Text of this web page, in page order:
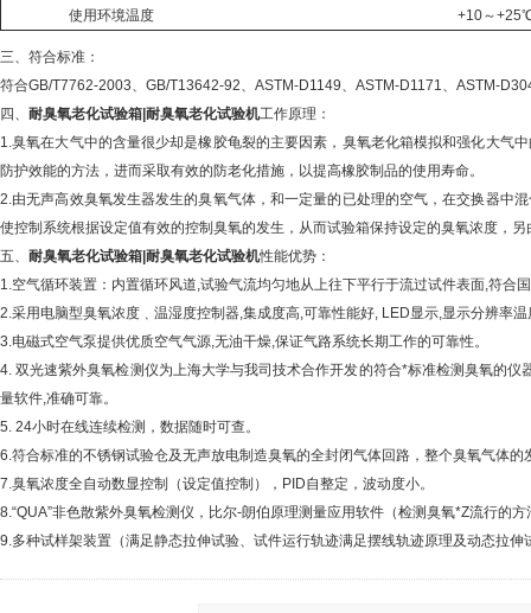
使用环境温度
+10～
三、符合标准：
符合GB/T7762-2003、GB/T13642-92、ASTM-D1149、ASTM-D1171、ASTM-
四、 耐臭氧老化试验箱|耐臭氧老化试验机工作原理：
1.臭氧在大气中的含量很少却是橡胶龟裂的主要因素，臭氧老化箱模拟和强化大气
防护效能的方法，进而采取有效的防老化措施，以提高橡胶制品的使用寿命。
2.由无声高效臭氧发生器发生的臭氧气体，和一定量的已处理的空气，在交换器中
使控制系统根据设定值有效的控制臭氧的发生，从而试验箱保持设定的臭氧浓度，
五、 耐臭氧老化试验箱|耐臭氧老化试验机性能优势：
1.空气循环装置：内置循环风道,试验气流均匀地从上往下平行于流过试件表面,符合
2.采用电脑型臭氧浓度﹑温湿度控制器,集成度高,可靠性能好, LED显示,显示分辨率
3.电磁式空气泵提供优质空气气源,无油干燥,保证气路系统长期工作的可靠性。
4. 双光速紫外臭氧检测仪为上海大学与我司技术合作开发的符合*标准检测臭氧的仪
量软件,准确可靠。
5. 24小时在线连续检测，数据随时可查。
6.符合标准的不锈钢试验仓及无声放电制造臭氧的全封闭气体回路，整个臭氧气体
7.臭氧浓度全自动数显控制（设定值控制）， PID自整定，波动度小。
8.“QUA”非色散紫外臭氧检测仪，比尔-朗伯原理测量应用软件（检测臭氧*Z流行的
9.多种试样架装置（满足静态拉伸试验、试件运行轨迹满足摆线轨迹原理及动态拉伸